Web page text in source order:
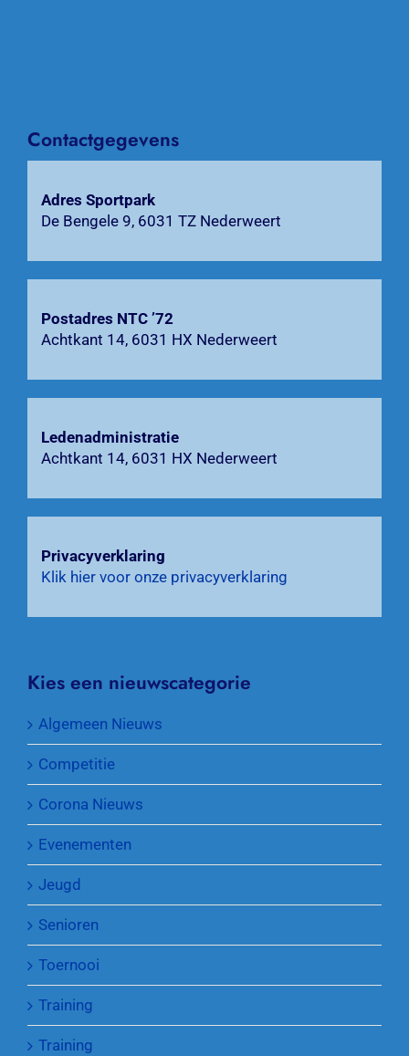
Activiteiten
Bardienst
Contact
Zoeken
Contactgegevens
Adres Sportpark
De Bengele 9, 6031 TZ Nederweert
Postadres NTC ’72
Achtkant 14, 6031 HX Nederweert
Ledenadministratie
Achtkant 14, 6031 HX Nederweert
Privacyverklaring
Klik hier voor onze privacyverklaring
Kies een nieuwscategorie
Algemeen Nieuws
Competitie
Corona Nieuws
Evenementen
Jeugd
Senioren
Toernooi
Training
Training